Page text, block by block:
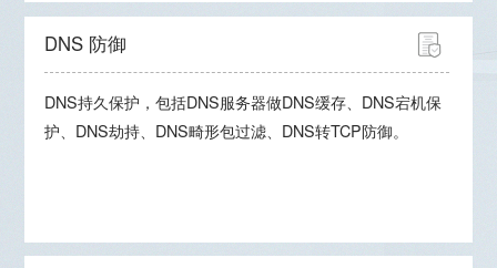
DNS 防御
DNS持久保护，包括DNS服务器做DNS缓存、DNS宕机保
护、DNS劫持、DNS畸形包过滤、DNS转TCP防御。